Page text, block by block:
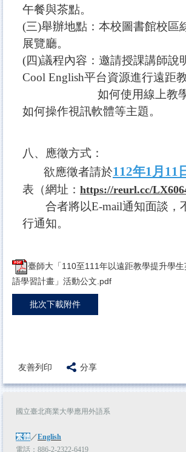
午餐與茶點。
(三)舉辦地點：本校圖書館校區
展覽廳。
(四)議程內容：邀請授課講師說
Cool English平台資源進行遠距教
如何使用線上教學小
如何操作視訊軟體等主題。
八、 應徵方式：
欲應徵者請於112年1月11
表 （網址： https://reurl.cc/
合者將以E-mail通知面談，
行通知。
臺師大「110至111年以遠距教學提升學
語學習計畫」活動公文.pdf
批次下載附件
友善列印 分享
國立臺北商業大學應用外語系
繁體／English
電話：886-2-2322-6419